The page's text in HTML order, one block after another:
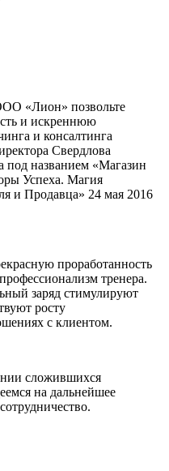
«Лион» позвольте
и искреннюю
и консалтинга
Свердлова
под названием «Магазин
Успеха. Магия
и Продавца» 24 мая 2016
проработанность
тренера.
заряд стимулируют
росту
с клиентом.
сложившихся
на дальнейшее